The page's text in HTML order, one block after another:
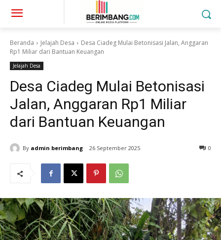
Beranda Jelajah Desa
Desa Ciadeg Mulai Betonisasi Jalan, Anggaran
Rp1 Miliar dari Bantuan Keuangan
Jelajah Desa
Desa Ciadeg Mulai Betonisasi
Jalan, Anggaran Rp1 Miliar
dari Bantuan Keuangan
By admin berimbang 26 September 2025 0